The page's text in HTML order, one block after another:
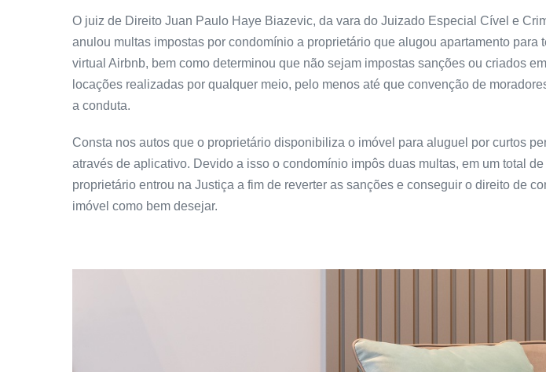
O juiz de Direito Juan Paulo Haye Biazevic, da vara do Juizado Especial Cível e
anulou multas impostas por condomínio a proprietário que alugou apartamento para
virtual Airbnb, bem como determinou que não sejam impostas sanções ou criados
locações realizadas por qualquer meio, pelo menos até que convenção de
a conduta.
Consta nos autos que o proprietário disponibiliza o imóvel para aluguel por curtos
através de aplicativo. Devido a isso o condomínio impôs duas multas, em um total
proprietário entrou na Justiça a fim de reverter as sanções e conseguir o direito de
imóvel como bem desejar.